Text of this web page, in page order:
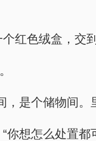
红色绒盒，交
，是个储物间
你想怎么处置都